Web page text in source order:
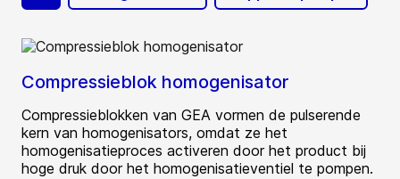
Compressieblok homogenisator
Compressieblokken van GEA vormen de pulserende
kern van homogenisators, omdat ze het
homogenisatieproces activeren door het product bij
hoge druk door het homogenisatieventiel te pompen.